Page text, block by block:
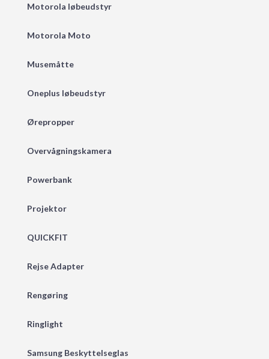
Motorola løbeudstyr
Motorola Moto
Musemåtte
Oneplus løbeudstyr
Ørepropper
Overvågningskamera
Powerbank
Projektor
QUICKFIT
Rejse Adapter
Rengøring
Ringlight
Samsung Beskyttelseglas